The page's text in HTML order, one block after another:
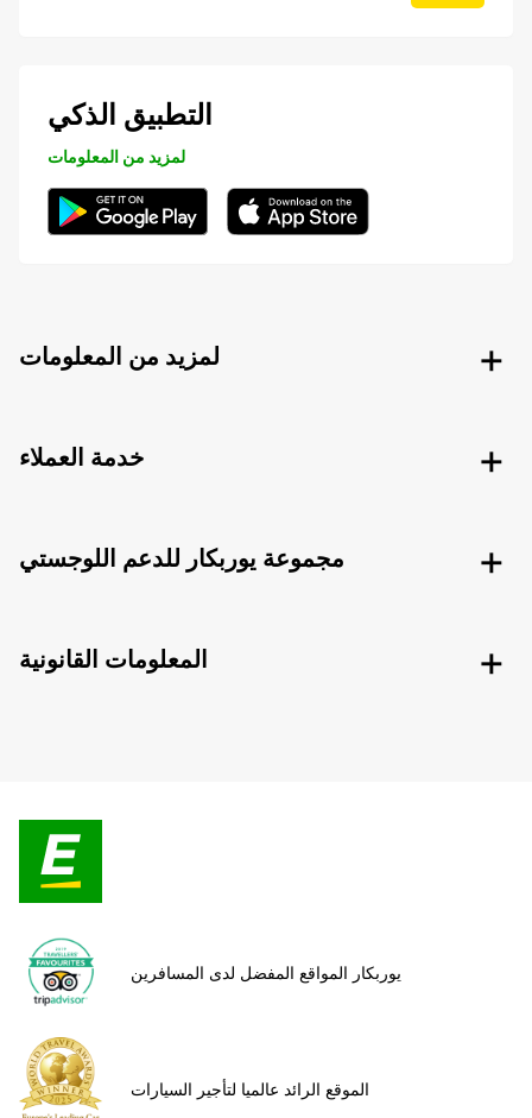
التطبيق الذكي
لمزيد من المعلومات
لمزيد من المعلومات
خدمة العملاء
مجموعة يوربكار للدعم اللوجستي
المعلومات القانونية
يوربكار المواقع المفضل لدى المسافرين
الموقع الرائد عالميا لتأجير السيارات